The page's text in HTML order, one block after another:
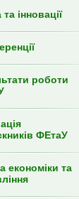
інновації
роботи
ФЕтаУ
економіки та